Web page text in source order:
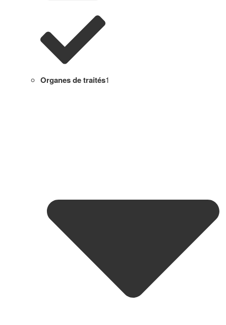
Organes de traités1